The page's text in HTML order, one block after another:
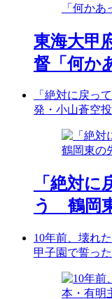
東海大甲
督「何か
「絶対に戻っ
発・小山蒼空
「絶対
う 鶴岡
10年前、壊れ
甲子園で誓った